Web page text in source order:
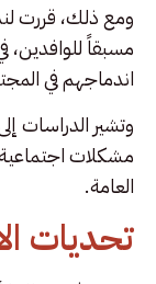
ومع ذلك، قررت
مسبقاً
اندماجهم في
وتشير الدراسات
مشكلات اجتماعية
العامة.
تحديات